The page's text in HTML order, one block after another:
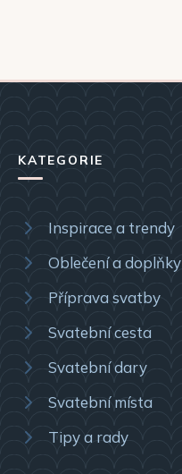
KATEGORIE
Inspirace a trendy
Oblečení a doplňky
Příprava svatby
Svatební cesta
Svatební dary
Svatební místa
Tipy a rady